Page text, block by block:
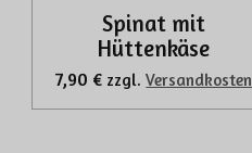
Spinat mit
Hüttenkäse
7,90 € zzgl.Versandkosten